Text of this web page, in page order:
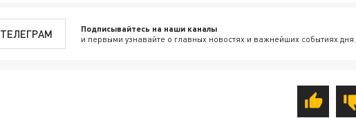
ТЕЛЕГРАМ Подписывайтесь на наши каналы
и первыми узнавайте о главных новостях и важнейших событиях дня.